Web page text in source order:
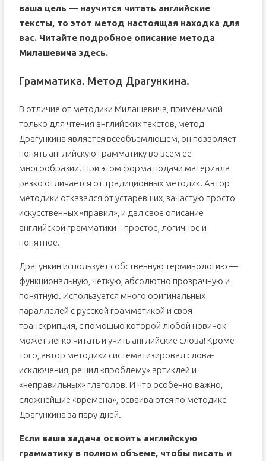
ваша цель — научится читать английские
тексты, то этот метод настоящая находка для
вас. Читайте подробное описание метода
Милашевича здесь.
Грамматика. Метод Драгункина.
В отличие от методики Милашевича, применимой
только для чтения английских текстов, метод
Драгункина является всеобъемлющем, он позволяет
понять английскую грамматику во всем ее
многообразии. При этом форма подачи материала
резко отличается от традиционных методик. Автор
методики отказался от устаревших, зачастую просто
искусственных «правил», и дал свое описание
английской грамматики – простое, логичное и
понятное.
Драгункин использует собственную терминологию —
функциональную, чёткую, абсолютно прозрачную и
понятную. Используется много оригинальных
параллелей с русской грамматикой и своя
транскрипция, с помощью которой любой новичок
может легко читать и учить английские слова! Кроме
того, автор методики систематизировал слова-
исключения, решил «проблему» артиклей и
«неправильных» глаголов. И что особенно важно,
сложнейшие «времена», осваиваются по методике
Драгункина за пару дней.
Если ваша задача освоить английскую
грамматику в полном объеме, чтобы писать и